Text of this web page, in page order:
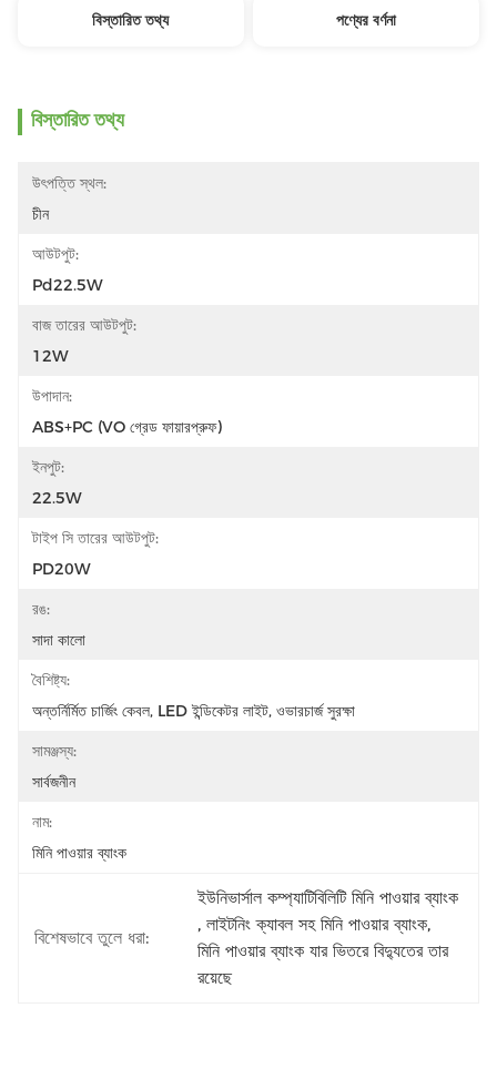
বিস্তারিত তথ্য পণ্যের বর্ণনা
বিস্তারিত তথ্য
উৎপত্তি স্থল:
চীন
আউটপুট:
Pd22.5W
বাজ তারের আউটপুট:
12W
উপাদান:
ABS+PC (VO গ্রেড ফায়ারপ্রুফ)
ইনপুট:
22.5W
টাইপ সি তারের আউটপুট:
PD20W
রঙ:
সাদা কালো
বৈশিষ্ট্য:
অন্তর্নির্মিত চার্জিং কেবল, LED ইন্ডিকেটর লাইট, ওভারচার্জ সুরক্ষা
সামঞ্জস্য:
সার্বজনীন
নাম:
মিনি পাওয়ার ব্যাংক
বিশেষভাবে তুলে ধরা:
ইউনিভার্সাল কম্প্যাটিবিলিটি মিনি পাওয়ার ব্যাংক
, লাইটনিং ক্যাবল সহ মিনি পাওয়ার ব্যাংক,
মিনি পাওয়ার ব্যাংক যার ভিতরে বিদ্যুতের তার
রয়েছে